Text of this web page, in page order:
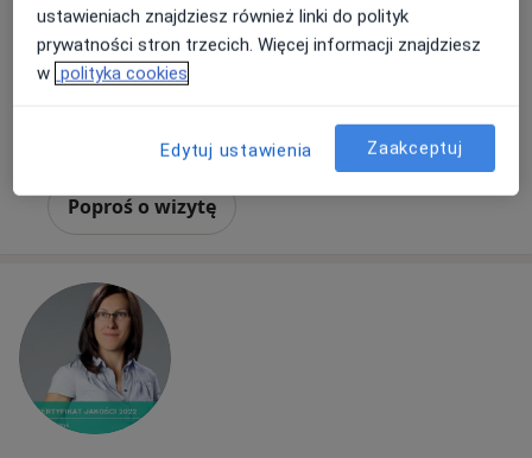
Promienna 21, Kraków •Mapa
Specjalistyczny Gabinet Pediatryczny Andrzej Pękacki
Poproś o wizytę
ustawieniach znajdziesz również linki do polityk
prywatności stron trzecich. Więcej informacji znajdziesz
w polityka cookies
Edytuj ustawienia Zaakceptuj